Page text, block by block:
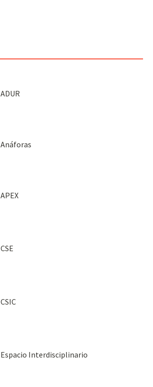
ADUR
Anáforas
APEX
CSE
CSIC
Espacio Interdisciplinario